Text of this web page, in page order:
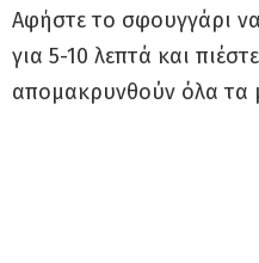
Αφήστε το σφουγγάρι
για 5-10 λεπτά και
απομακρυνθούν όλα τα